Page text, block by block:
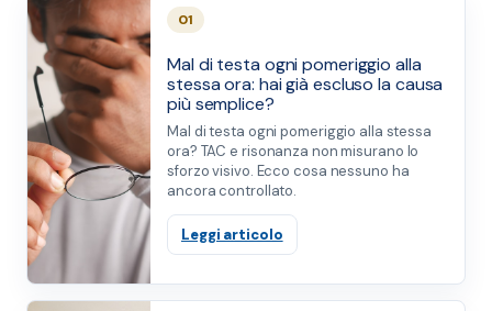
01
Mal di testa ogni pomeriggio alla
stessa ora: hai già escluso la causa
più semplice?
Mal di testa ogni pomeriggio alla stessa
ora? TAC e risonanza non misurano lo
sforzo visivo. Ecco cosa nessuno ha
ancora controllato.
Leggi articolo